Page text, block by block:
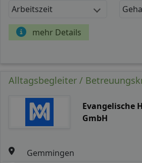
Arbeitszeit
mehr Details
Alltagsbegleiter /
Evangelische
GmbH
Gemmingen